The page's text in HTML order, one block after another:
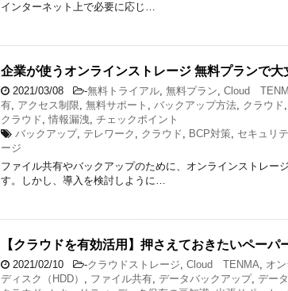
インターネット上で必要に応じ…
企業が使うオンラインストレージ 無料プランで大
2021/03/08 -無料トライアル, 無料プラン, Cloud
有, アクセス制限, 無料サポート , バックアップ方法, クラウド,
クラウド, 情報漏洩, チェックポイント
バックアップ, テレワーク , クラウド, BCP対策, セキュリ
ージ
ファイル共有やバックアップのために、オンラインストレー
す。しかし、導入を検討しように…
【クラウドを有効活用】押さえておきたいペーパ
2021/02/10 -クラウドストレージ, Cloud TENMA, オ
ディスク（HDD） , ファイル共有, データバックアップ, デー